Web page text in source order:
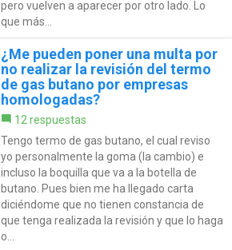
pero vuelven a aparecer por otro lado. Lo
que más...
¿Me pueden poner una multa por
no realizar la revisión del termo
de gas butano por empresas
homologadas?
12 respuestas
Tengo termo de gas butano, el cual reviso
yo personalmente la goma (la cambio) e
incluso la boquilla que va a la botella de
butano. Pues bien me ha llegado carta
diciéndome que no tienen constancia de
que tenga realizada la revisión y que lo haga
o...